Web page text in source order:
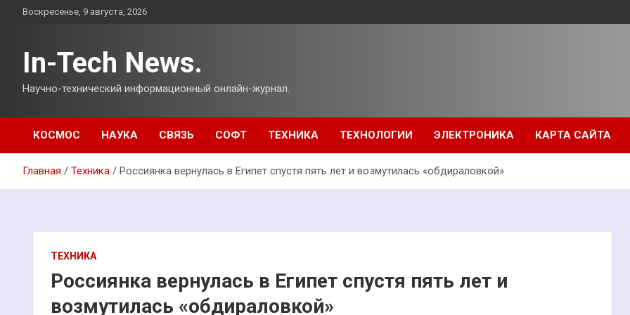
ПерейтиВоскресенье, 9 августа, 2026
In-Tech News.
Научно-технический информационный онлайн-журнал.
КОСМОС НАУКА СВЯЗЬ СОФТ ТЕХНИКА ТЕХНОЛОГИИ ЭЛЕКТРОНИКА КАРТА САЙТА
Главная Техника Россиянка вернулась в Египет спустя пять лет и возмутилась «обдираловкой»
ТЕХНИКА
Россиянка вернулась в Египет спустя пять лет и
возмутилась «обдираловкой»